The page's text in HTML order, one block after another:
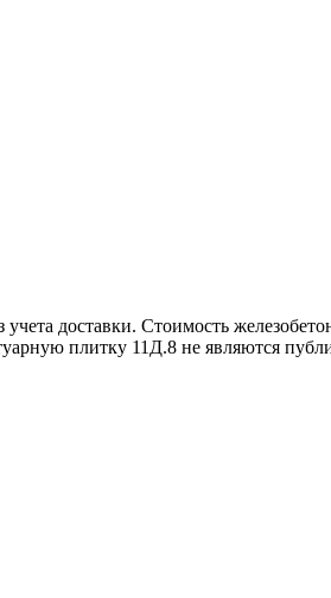
доставки. Стоимость
плитку 11Д.8 не являются